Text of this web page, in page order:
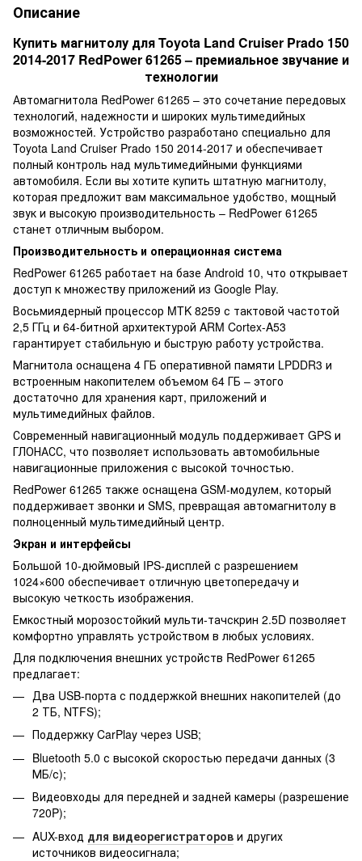
Описание
Купить магнитолу для Toyota Land Cruiser Prado 150
2014-2017 RedPower 61265 – премиальное звучание и
технологии
Автомагнитола RedPower 61265 – это сочетание передовых
технологий, надежности и широких мультимедийных
возможностей. Устройство разработано специально для
Toyota Land Cruiser Prado 150 2014-2017 и обеспечивает
полный контроль над мультимедийными функциями
автомобиля. Если вы хотите купить штатную магнитолу,
которая предложит вам максимальное удобство, мощный
звук и высокую производительность – RedPower 61265
станет отличным выбором.
Производительность и операционная система
RedPower 61265 работает на базе Android 10, что открывает
доступ к множеству приложений из Google Play.
Восьмиядерный процессор MTK 8259 с тактовой частотой
2,5 ГГц и 64-битной архитектурой ARM Cortex-A53
гарантирует стабильную и быструю работу устройства.
Магнитола оснащена 4 ГБ оперативной памяти LPDDR3 и
встроенным накопителем объемом 64 ГБ – этого
достаточно для хранения карт, приложений и
мультимедийных файлов.
Современный навигационный модуль поддерживает GPS и
ГЛОНАСС, что позволяет использовать автомобильные
навигационные приложения с высокой точностью.
RedPower 61265 также оснащена GSM-модулем, который
поддерживает звонки и SMS, превращая автомагнитолу в
полноценный мультимедийный центр.
Экран и интерфейсы
Большой 10-дюймовый IPS-дисплей с разрешением
1024×600 обеспечивает отличную цветопередачу и
высокую четкость изображения.
Емкостный морозостойкий мульти-тачскрин 2.5D позволяет
комфортно управлять устройством в любых условиях.
Для подключения внешних устройств RedPower 61265
предлагает:
Два USB-порта с поддержкой внешних накопителей (до
2 ТБ, NTFS);
Поддержку CarPlay через USB;
Bluetooth 5.0 с высокой скоростью передачи данных (3
МБ/с);
Видеовходы для передней и задней камеры (разрешение
720P);
AUX-вход для видеорегистраторов и других
источников видеосигнала;